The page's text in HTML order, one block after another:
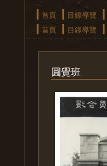
首頁 目錄導覽
首頁
目錄導覽
圓覺班